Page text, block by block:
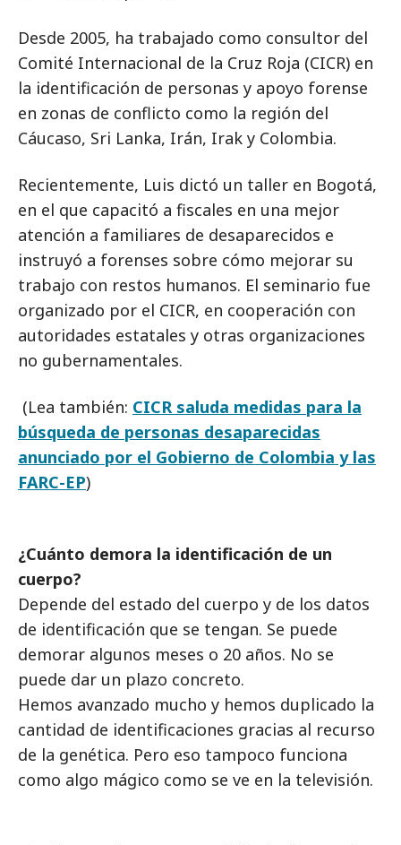
Desde 2005, ha trabajado como consultor del
Comité Internacional de la Cruz Roja (CICR) en
la identificación de personas y apoyo forense
en zonas de conflicto como la región del
Cáucaso, Sri Lanka, Irán, Irak y Colombia.
Recientemente, Luis dictó un taller en Bogotá,
en el que capacitó a fiscales en una mejor
atención a familiares de desaparecidos e
instruyó a forenses sobre cómo mejorar su
trabajo con restos humanos. El seminario fue
organizado por el CICR, en cooperación con
autoridades estatales y otras organizaciones
no gubernamentales.
(Lea también: CICR saluda medidas para la
búsqueda de personas desaparecidas
anunciado por el Gobierno de Colombia y las
FARC-EP)
¿Cuánto demora la identificación de un
cuerpo?
Depende del estado del cuerpo y de los datos
de identificación que se tengan. Se puede
demorar algunos meses o 20 años. No se
puede dar un plazo concreto.
Hemos avanzado mucho y hemos duplicado la
cantidad de identificaciones gracias al recurso
de la genética. Pero eso tampoco funciona
como algo mágico como se ve en la televisión.